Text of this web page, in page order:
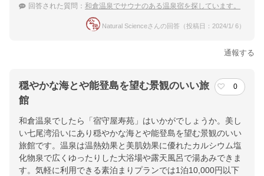
回答された質問： 和倉温泉でサウナのある温泉宿を探しています。
Natural Scienceさんの回答（投稿日：2024/1/ 6）
通報する
穏やかな海とや能登島を望む景観のいい旅
館
0
和倉温泉でしたら「宿守屋寿苑」はいかがでしょうか。美し
い七尾湾沿いにあり穏やかな海とや能登島を望む景観のいい
旅館です。温泉は温熱効果と美肌効果に優れたカルシウム塩
化物泉で広くゆったりした大浴場や露天風呂で湯あみできま
す。気軽に利用できる素泊まりプランでは1泊10,000円以下